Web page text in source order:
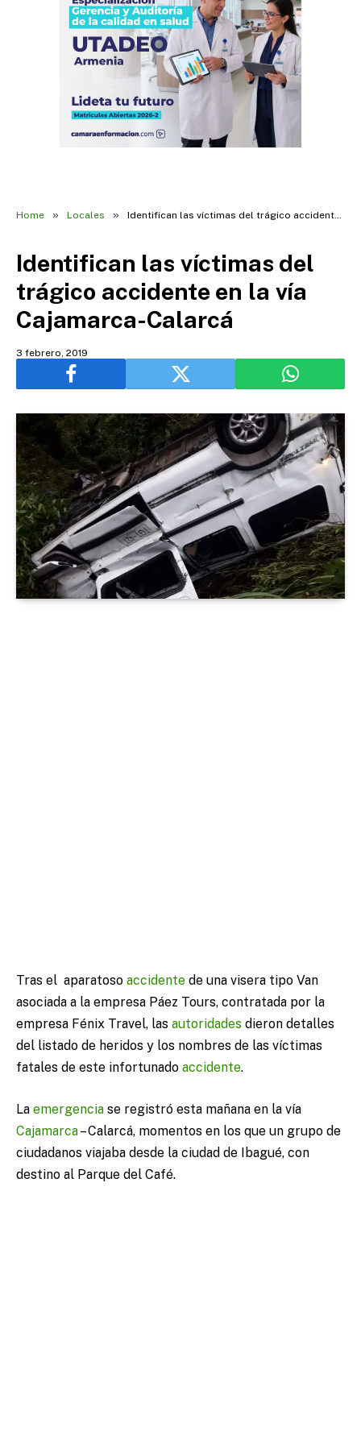
Home » Locales » Identifican las víctimas del trágico accidente en la vía Cajamarca-Calarcá
Identifican las víctimas del
trágico accidente en la vía
Cajamarca-Calarcá
3 febrero, 2019
Tras el aparatoso accidente de una visera tipo Van
asociada a la empresa Páez Tours, contratada por la
empresa Fénix Travel, las autoridades dieron detalles
del listado de heridos y los nombres de las víctimas
fatales de este infortunado accidente.
La emergencia se registró esta mañana en la vía
Cajamarca– Calarcá, momentos en los que un grupo de
ciudadanos viajaba desde la ciudad de Ibagué, con
destino al Parque del Café.